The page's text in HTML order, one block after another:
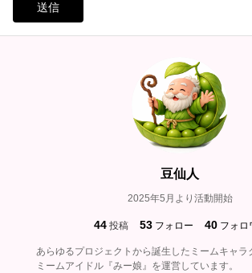
送信
豆仙人
2025年5月より活動開始
44 投稿 53 フォロー 40 フォロ
あらゆるプロジェクトから誕生したミームキャラ
ミームアイドル『みー娘』を運営しています。